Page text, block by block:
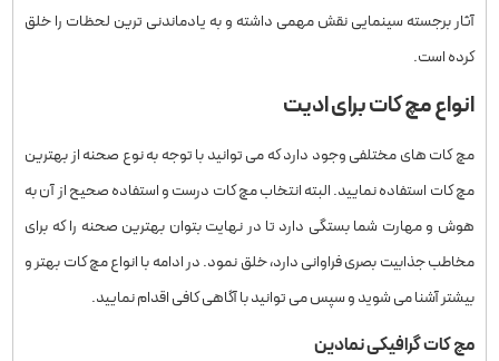
آثار برجسته سینمایی نقش مهمی داشته و به‌ یادماندنی‌ ترین لحظات را خلق
کرده است.
انواع مچ‌ کات برای ادیت
مچ کات های مختلفی وجود دارد که می توانید با توجه به نوع صحنه از بهترین
مچ کات استفاده نمایید. البته انتخاب مچ کات درست و استفاده صحیح از آن به
هوش و مهارت شما بستگی دارد تا در نهایت بتوان بهترین صحنه را که برای
مخاطب جذابیت بصری فراوانی دارد، خلق نمود. در ادامه با انواع مچ کات بهتر و
بیشتر آشنا می شوید و سپس می توانید با آگاهی کافی اقدام نمایید.
مچ‌ کات گرافیکی نمادین